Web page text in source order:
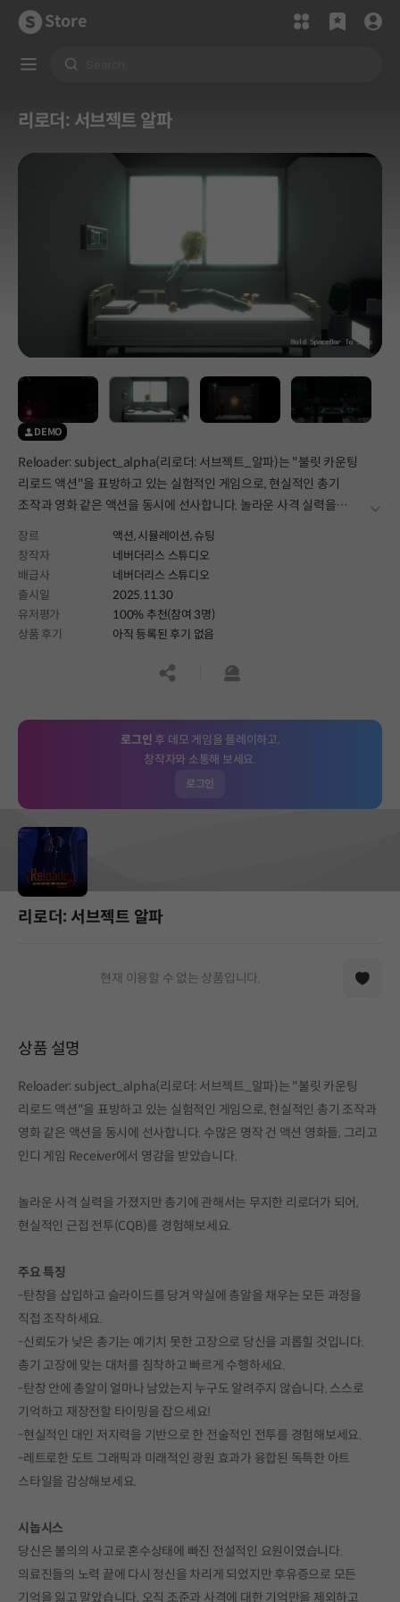
Store
리로더: 서브젝트 알파
DEMO
Reloader: subject_alpha(리로더: 서브젝트_알파)는 "불릿 카운팅
리로드 액션"을 표방하고 있는 실험적인 게임으로, 현실적인 총기
조작과 영화 같은 액션을 동시에 선사합니다. 놀라운 사격 실력을
(CQB)를 경험해보세요.
더보
장르 액션,시뮬레이션,슈팅
창작자
네버더리스 스튜디오
배급사
네버더리스 스튜디오
출시일
2025.11.30
유저평가
100% 추천(참여 3명)
상품 후기
아직 등록된 후기 없음
공유하기신고하기
로그인 후 데모 게임을 플레이하고,
창작자와 소통해 보세요.
로그인
리로더: 서브젝트 알파
현재 이용할 수 없는 상품입니다.
상품 설명
Reloader: subject_alpha(리로더: 서브젝트_알파)는 "불릿 카운팅
리로드 액션"을 표방하고 있는 실험적인 게임으로, 현실적인 총기 조작과
영화 같은 액션을 동시에 선사합니다. 수많은 명작 건 액션 영화들, 그리고
인디 게임 Receiver에서 영감을 받았습니다.
놀라운 사격 실력을 가졌지만 총기에 관해서는 무지한 리로더가 되어,
현실적인 근접 전투(CQB)를 경험해보세요.
주요 특징
-탄창을 삽입하고 슬라이드를 당겨 약실에 총알을 채우는 모든 과정을
직접 조작하세요.
-신뢰도가 낮은 총기는 예기치 못한 고장으로 당신을 괴롭힐 것입니다.
총기 고장에 맞는 대처를 침착하고 빠르게 수행하세요.
-탄창 안에 총알이 얼마나 남았는지 누구도 알려주지 않습니다. 스스로
기억하고 재장전할 타이밍을 잡으세요!
-현실적인 대인 저지력을 기반으로 한 전술적인 전투를 경험해보세요.
-레트로한 도트 그래픽과 미래적인 광원 효과가 융합된 독특한 아트
스타일을 감상해보세요.
시놉시스
당신은 불의의 사고로 혼수상태에 빠진 전설적인 요원이였습니다.
의료진들의 노력 끝에 다시 정신을 차리게 되었지만 후유증으로 모든
기억을 잃고 말았습니다. 오직 조준과 사격에 대한 기억만을 제외하고